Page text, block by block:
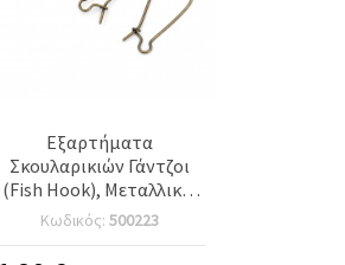
Εξαρτήματα
Σκουλαρικιών Γάντζοι
(Fish Hook), Μεταλλικοί
18x10 mm, Αντικέ
Μπρονζέ - 50 τεμ.
Κωδικός:500223